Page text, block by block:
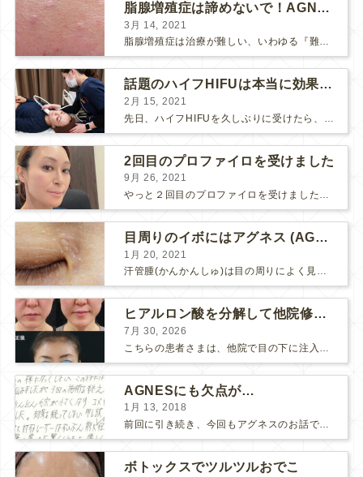
脂腺増殖症は諦めないで！AGNESアグネス治療でツルツル肌に！
3月 14, 2021
脂腺増殖症は治療が難しい、いわゆる『難治性イボ』です。 脂腺増殖症でググると、治療法として液体窒素、メスやパンチングによる外科的切除、炭酸ガスレーザーなどが出て来ますが、実際のところ、液体窒...
話題のハイフHIFUは本当に効果があるのか？
2月 15, 2021
2回目のプロファイロを受けました
9月 26, 2021
やっと２回目のプロファイロを受けました。 ↑ 写真はプロファイロ翌日です。 この距離の写真では凹凸は映らないですし、 実物も、首がよく見ると凹凸が残っている位で、 それも３日で...
目周りのイボにはアグネス (AGNES）が効く！（ほぼ）ノーダウンタイムのイボ治療
1月 20, 2021
汗管腫(かんかんしゅ)は目の周りによく見られるいぼです。 以前は炭酸ガスレーザーでイボ組織を削って（蒸散とかアブレーションと言います）治療していました。 汗管腫は治療しても再発しやすい難治...
ヒアルロン酸を分解して他院修正（目の下のチンダル現象とその補正）
7月 30, 2026
AGNESにも欠点が…
1月 13, 2018
前回に引き続き、今回もアグネスのお話です。 AGNESはとっても良い治療である一方、 欠点もいくつかありますので、そちらもお話ししておきますね。 AGNESの欠点 1. ダウンタイム A...
ボトックスでツルツルおでこ